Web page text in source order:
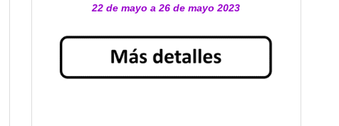
22 de mayo a 26 de mayo 2023